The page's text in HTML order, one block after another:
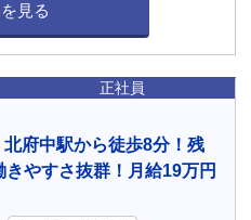
見る
正社員
府中駅から徒歩8分！残
やすさ抜群！月給19万円